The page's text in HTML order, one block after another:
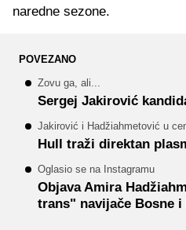
naredne sezone.
POVEZANO
Zovu ga, ali...
Sergej Jakirović
Jakirović i Hadžiahmetović u
Hull traži direktan
Oglasio se na Instagramu
Objava Amira
trans" navijače Bosne i